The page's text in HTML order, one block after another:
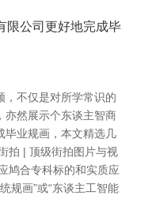
限公司更好地完成毕
，不仅是对所学常识的
亦然展示个东谈主智商
毕业规画，本文精选几
拍 | 顶级街拍图片与视
鸠合专科标的和实质应
规画”或“东谈主工智能